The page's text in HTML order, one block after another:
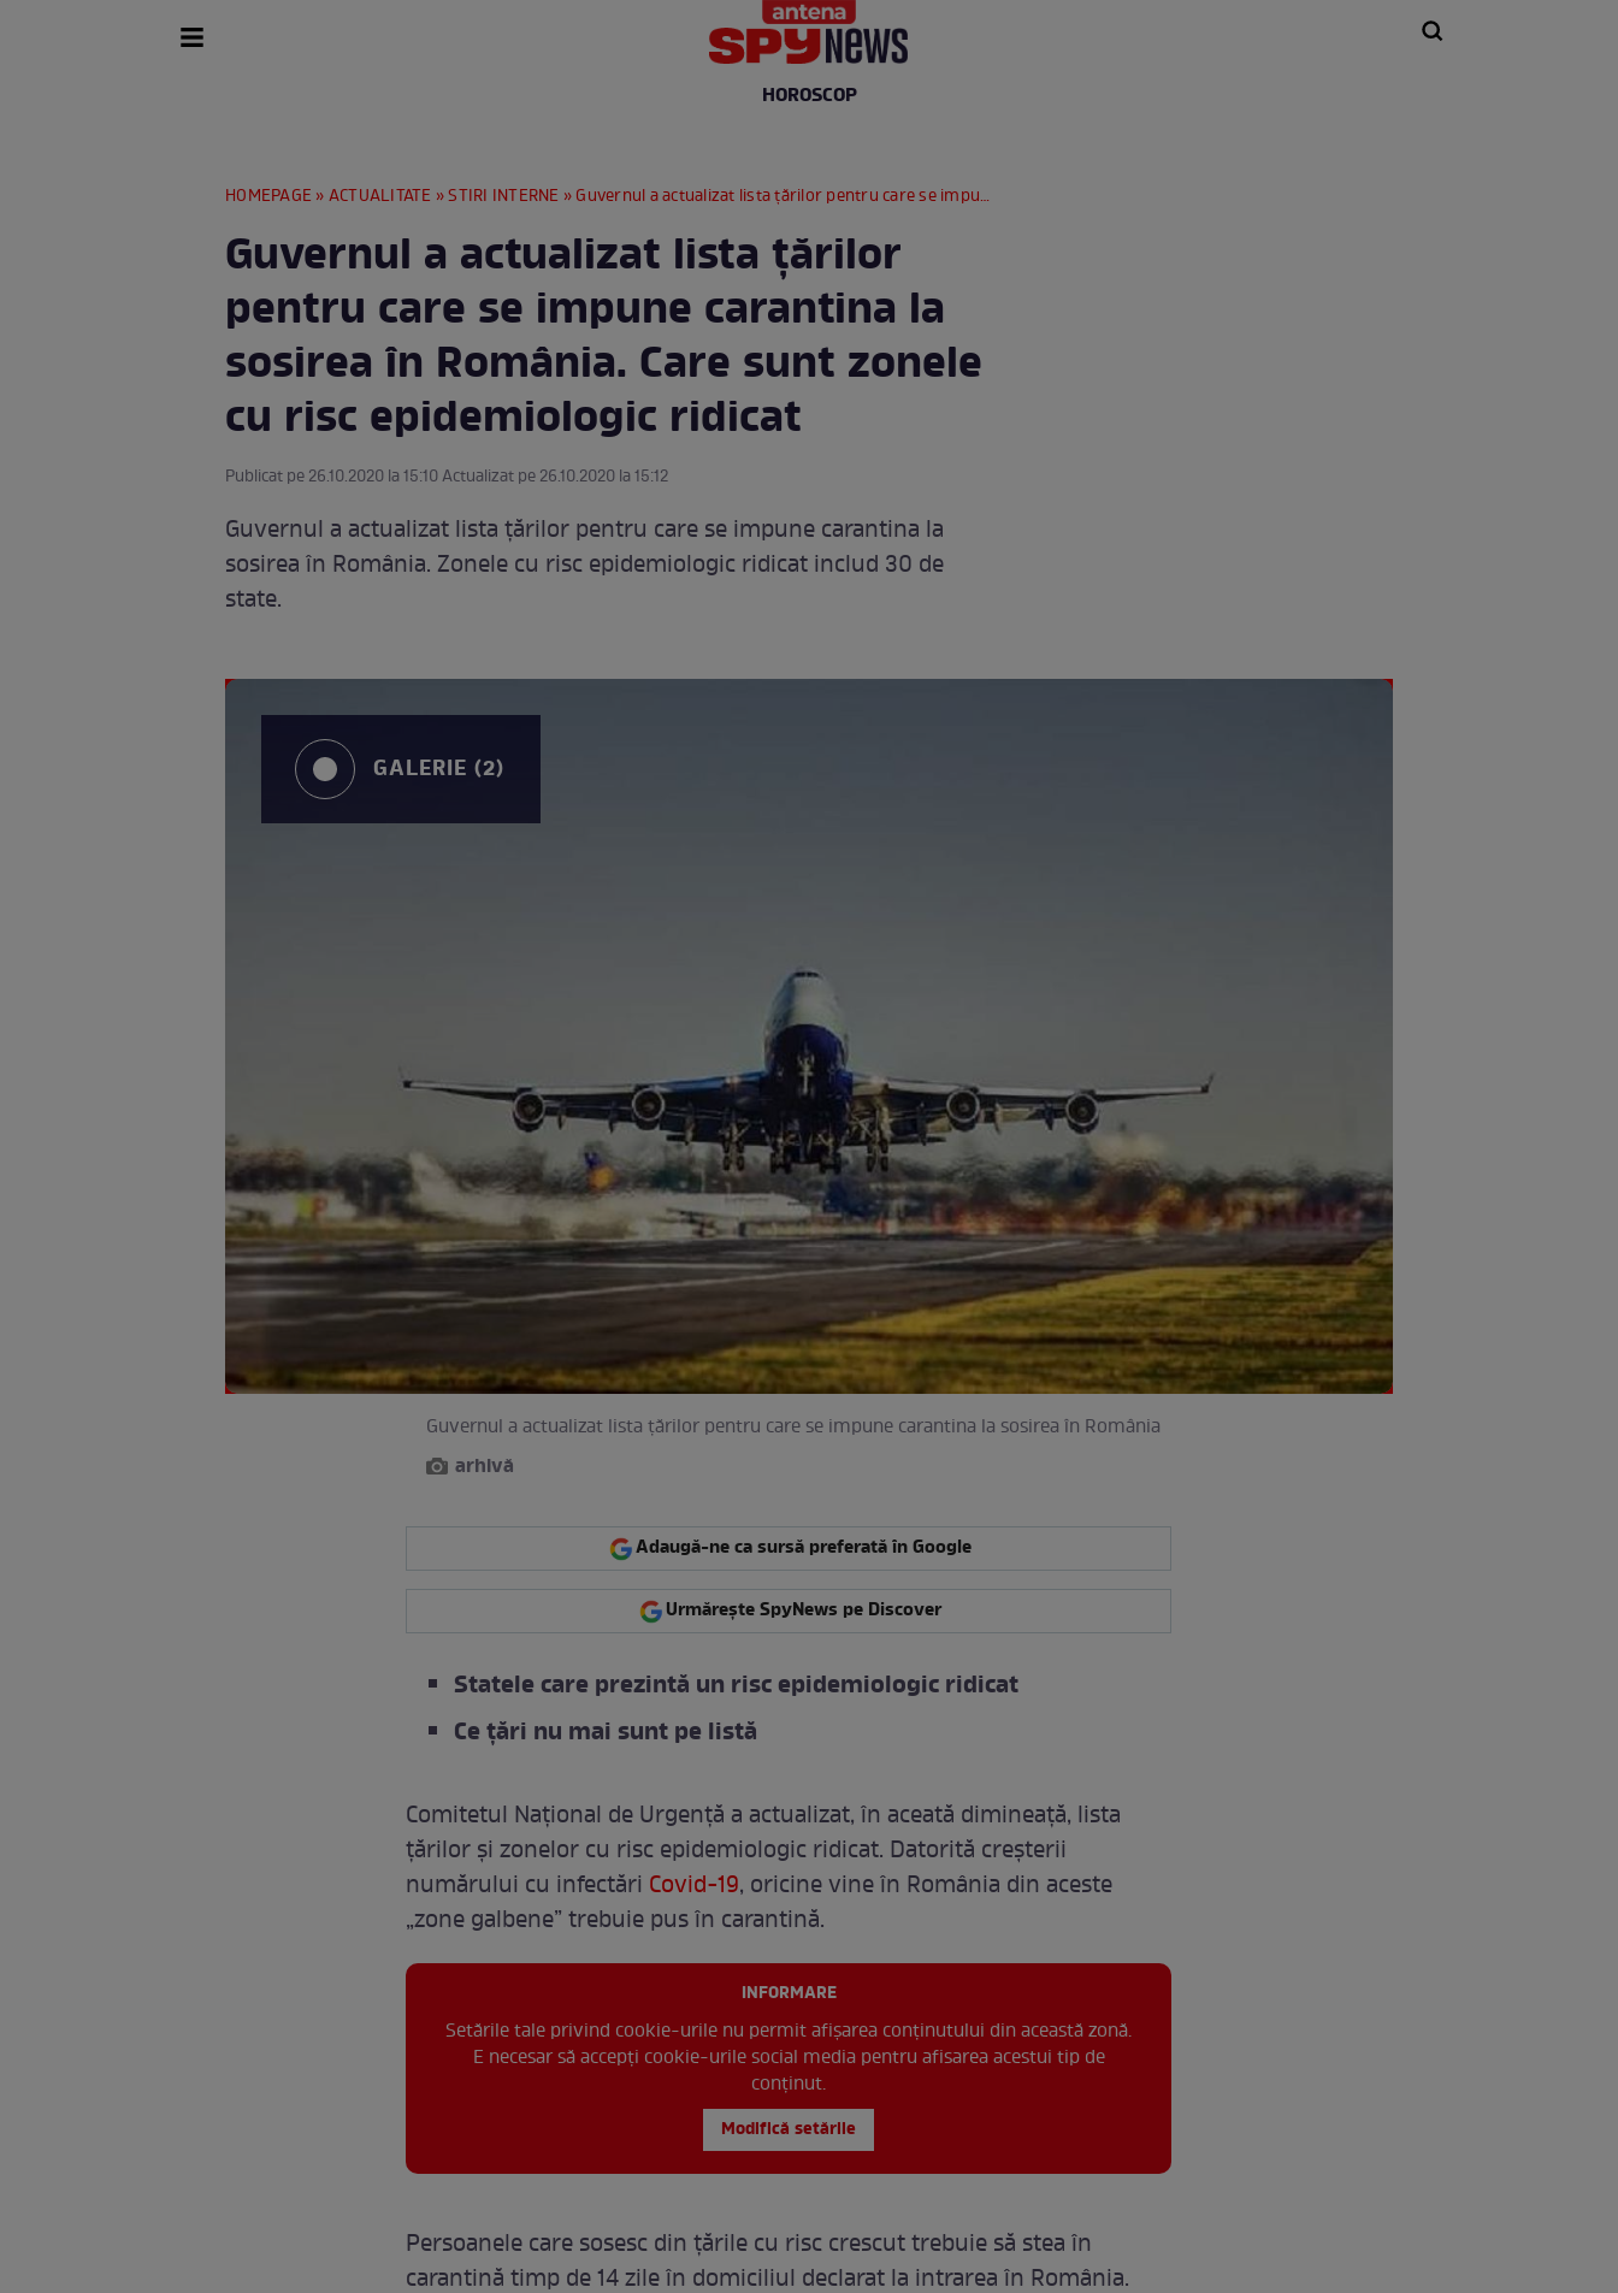
HOROSCOP
HOMEPAGE »ACTUALITATE »STIRI INTERNE » Guvernul a actualizat lista țărilor pentru care se impune carantina la sosirea în România. Care sunt zonele cu risc epidemiologic ridicat
Guvernul a actualizat lista țărilor
pentru care se impune carantina la
sosirea în România. Care sunt zonele
cu risc epidemiologic ridicat
Publicat pe 26.10.2020 la 15:10 Actualizat pe 26.10.2020 la 15:12
Guvernul a actualizat lista țărilor pentru care se impune carantina la
sosirea în România. Zonele cu risc epidemiologic ridicat includ 30 de
state.
GALERIE (2)
Guvernul a actualizat lista țărilor pentru care se impune carantina la sosirea în România
arhivă
Adaugă-ne ca sursă preferată în Google
Urmărește SpyNews pe Discover
Statele care prezintă un risc epidemiologic ridicat
Ce ţări nu mai sunt pe listă
Comitetul Național de Urgență a actualizat, în aceată dimineață, lista
țărilor și zonelor cu risc epidemiologic ridicat. Datorită creșterii
numărului cu infectări Covid-19, oricine vine în România din aceste
„zone galbene” trebuie pus în carantină.
INFORMARE
Setările tale privind cookie-urile nu permit afișarea conținutului din această zonă.
E necesar să accepți cookie-urile social media pentru afisarea acestui tip de
conținut.
Modifică setările
Persoanele care sosesc din țările cu risc crescut trebuie să stea în
carantină timp de 14 zile în domiciliul declarat la intrarea în România.